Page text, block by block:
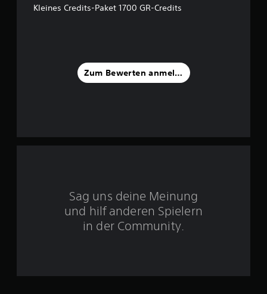
5
n
Kleines Credits-Paket 1700 GR-Credits
Zum Bewerten anmelden
Sag uns deine Meinung
und hilf anderen Spielern
in der Community.